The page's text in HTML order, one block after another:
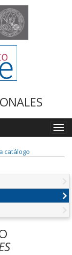
catálogo